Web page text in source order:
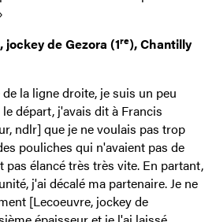
de Gezora (1re), Chantilly
la ligne droite, je suis un peu
départ, j'avais dit à Francis
ndlr] que je ne voulais pas trop
pouliches qui n'avaient pas de
pas élancé très très vite. En partant,
j'ai décalé ma partenaire. Je ne
[Lecoeuvre, jockey de